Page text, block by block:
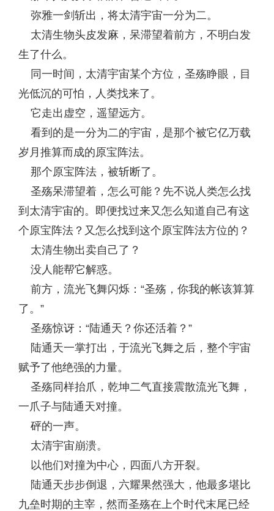
弥雅一剑斩出，将太清宇宙一分为二。
太清生物头皮发麻，呆滞望着前方，不明白发
生了什么。
同一时间，太清宇宙某个方位，圣殇睁眼，目
光低沉的可怕，人类找来了。
它走出虚空，遥望远方。
看到的是一分为二的宇宙，是那个被它亿万载
岁月推算而成的原宝阵法。
那个原宝阵法，被斩断了。
圣殇呆滞望着，怎么可能？先不说人类怎么找
到太清宇宙的。即便找过来又怎么知道自己有这
个原宝阵法？又怎么找到这个原宝阵法方位的？
太清生物出卖自己了？
没人能帮它解惑。
前方，流光飞舞闪烁：“圣殇，你我的帐该算算
了。”
圣殇惊讶：“陆通天？你还活着？”
陆通天一掌打出，于流光飞舞之后，整个宇宙
赋予了他绝强的力量。
圣殇同样抬爪，乾坤二气直接震散流光飞舞，
一爪子与陆通天对撞。
砰的一声。
太清宇宙崩溃。
以他们对撞为中心，四面八方开裂。
陆通天步步倒退，六耀果然强大，他最多堪比
九垒时期的主宰，然而圣殇在上个时代末尾已经